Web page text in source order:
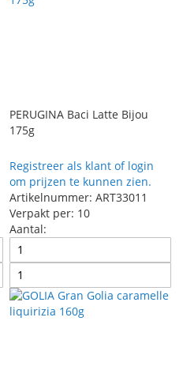
PERUGINA Baci Latte Bijou
175g
Registreer als klant of login
om prijzen te kunnen zien.
Artikelnummer: ART33011
Verpakt per: 10
Aantal: